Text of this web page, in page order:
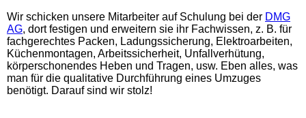
Wir schicken unsere Mitarbeiter auf Schulung bei der DMG
AG, dort festigen und erweitern sie ihr Fachwissen, z. B. für
fachgerechtes Packen, Ladungssicherung, Elektroarbeiten,
Küchenmontagen, Arbeitssicherheit, Unfallverhütung,
körperschonendes Heben und Tragen, usw. Eben alles, was
man für die qualitative Durchführung eines Umzuges
benötigt. Darauf sind wir stolz!